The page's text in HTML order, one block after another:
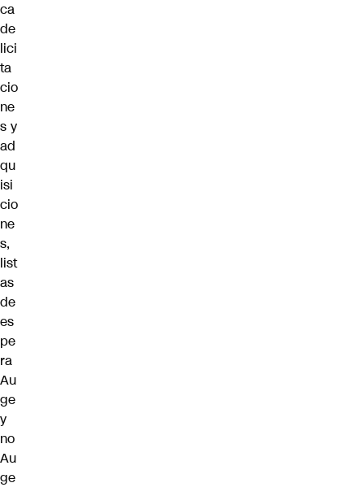
ca
de
lici
ta
cio
ne
s y
ad
qu
isi
cio
ne
s,
list
as
de
es
pe
ra
Au
ge
y
no
Au
ge